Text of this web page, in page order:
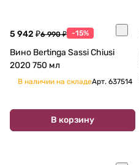
5 942 ₽6 990 ₽ -15%
Вино Bertinga Sassi Chiusi
2020 750 мл
В наличии на складеАрт. 637514
В корзину